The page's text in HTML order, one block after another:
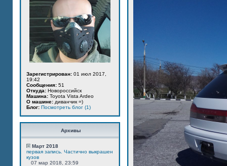
Зарегистрирован: 01 июл 2017,
19:42
Сообщения: 51
Откуда: Новороссийск
Машина: Toyota Vista Ardeo
О машине: диванчик =)
Блог: Посмотреть блог (1)
Архивы
Март 2018
первая запись. Частично выкрашен
кузов
07 мар 2018, 23:59